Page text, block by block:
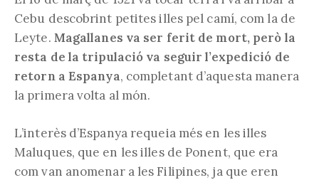
Cebu descobrint petites illes pel camí, com la de
Leyte. Magallanes va ser ferit de mort, però la
resta de la tripulació va seguir l’expedició de
retorn a Espanya, completant d’aquesta manera
la primera volta al món.
L’interès d’Espanya requeia més en les illes
Maluques, que en les illes de Ponent, que era
com van anomenar a les Filipines, ja que eren